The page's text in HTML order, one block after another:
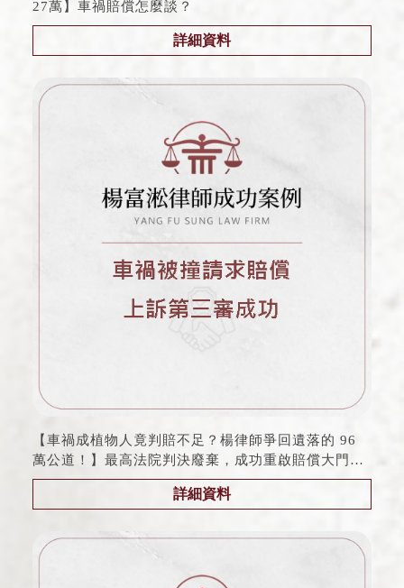
27萬】車禍賠償怎麼談？
詳細資料
【車禍成植物人竟判賠不足？楊律師爭回遺落的 96
萬公道！】最高法院判決廢棄，成功重啟賠償大門｜
請求賠償｜ 桃園車禍訴訟律師 |
詳細資料